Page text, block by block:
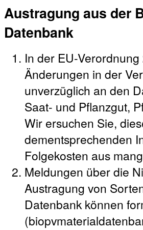
Austragung aus der
Datenbank
In der EU-
Änderungen in der
unverzüglich an den
Saat- und Pflanzgut,
Wir ersuchen Sie,
dementsprechenden
Folgekosten aus
Meldungen über die
Austragung von
Datenbank können